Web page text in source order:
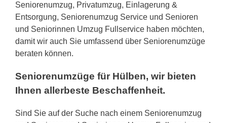
Seniorenumzug, Privatumzug, Einlagerung &
Entsorgung, Seniorenumzug Service und Senioren
und Seniorinnen Umzug Fullservice haben möchten,
damit wir auch Sie umfassend über Seniorenumzüge
beraten können.
Seniorenumzüge für Hülben, wir bieten
Ihnen allerbeste Beschaffenheit.
Sind Sie auf der Suche nach einem Seniorenumzug